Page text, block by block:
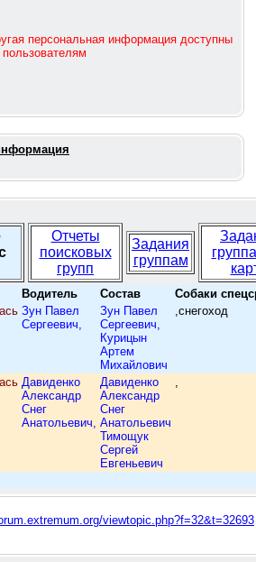
персональная информация доступны
Отчеты
поисковых
групп
Задания
группам
Водитель Состав
Собаки
Зун Павел
Сергеевич,
Зун Павел
Сергеевич,
Курицын
Артем
Михайлович
,снегоход
Давиденко
Александр
Снег
Анатольевич,
Давиденко
Александр
Снег
Анатольевич
Тимощук
Сергей
Евгеньевич
,
viewtopic.php?f=32&t=32693